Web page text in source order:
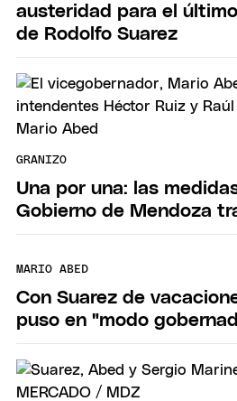
austeridad para el
de Rodolfo Suarez
GRANIZO
Una por una: las
Gobierno de Mendoza
MARIO ABED
Con Suarez de
puso en "modo